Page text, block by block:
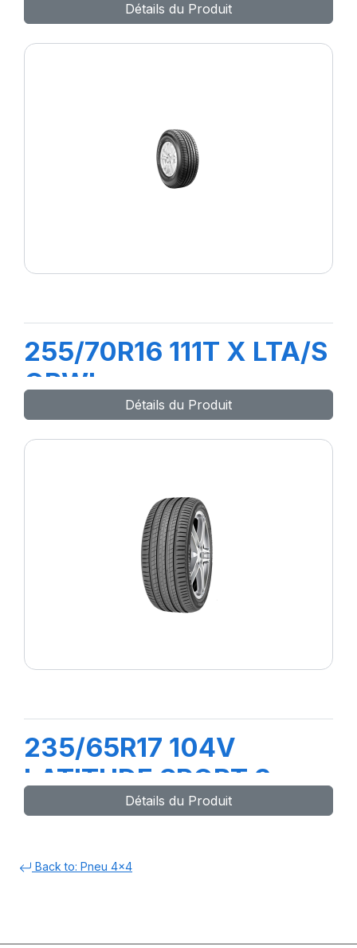
Détails du Produit
255/70R16 111T X LTA/S
ORWL
Détails du Produit
235/65R17 104V
LATITUDE SPORT 3
(MO)
Détails du Produit
Back to: Pneu 4x4